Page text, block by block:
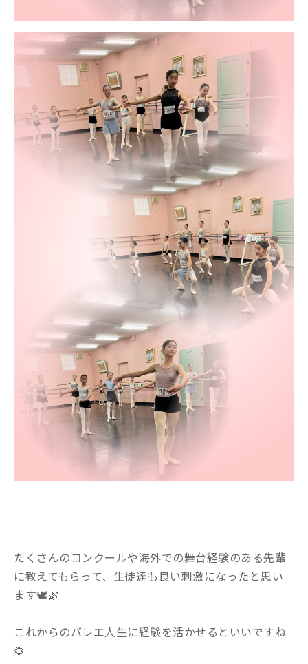
たくさんのコンクールや海外での舞台経験のある先輩
に教えてもらって、生徒達も良い刺激になったと思い
ます🕊🌿
これからのバレエ人生に経験を活かせるといいですね
🌻